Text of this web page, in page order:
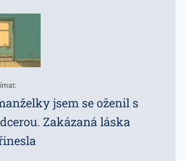
jsem se oženil s
Zakázaná láska